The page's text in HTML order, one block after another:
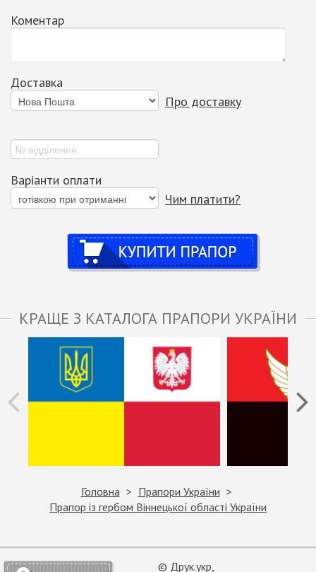
Коментар
Доставка
Про доставку
Варіанти оплати
Чим платити?
Купити
КРАЩЕ З КАТАЛОГА ПРАПОРИ УКРАЇНИ
Головна
Прапори України
Прапор із гербом Віннецької області України
© Друк.укр